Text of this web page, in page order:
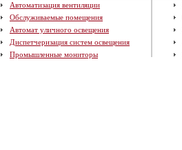
Автоматизация вентиляции
Обслуживаемые помещения
Автомат уличного освещения
Диспетчеризация систем освещения
Промышленные мониторы